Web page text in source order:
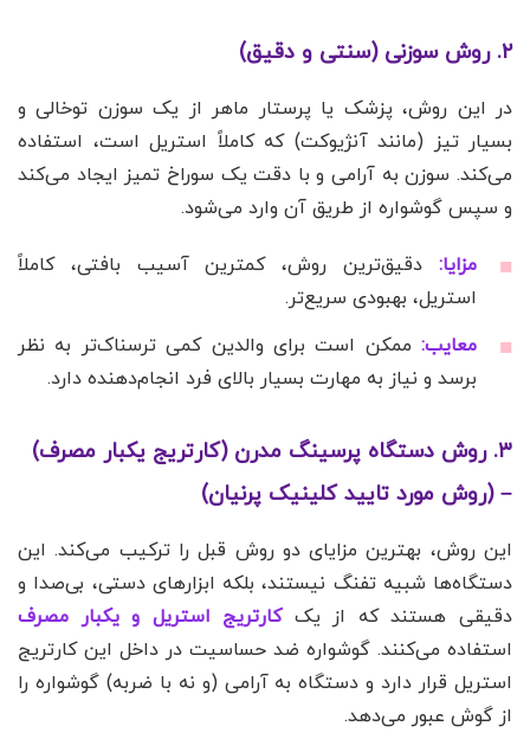
۲. روش سوزنی (سنتی و دقیق)
در این روش، پزشک یا پرستار ماهر از یک سوزن توخالی و
بسیار تیز (مانند آنژیوکت) که کاملاً استریل است، استفاده
می‌کند. سوزن به آرامی و با دقت یک سوراخ تمیز ایجاد می‌کند
و سپس گوشواره از طریق آن وارد می‌شود.
مزایا: دقیق‌ترین روش، کمترین آسیب بافتی، کاملاً
استریل، بهبودی سریع‌تر.
معایب: ممکن است برای والدین کمی ترسناک‌تر به نظر
برسد و نیاز به مهارت بسیار بالای فرد انجام‌دهنده دارد.
۳. روش دستگاه پرسینگ مدرن (کارتریج یکبار مصرف)
– (روش مورد تایید کلینیک پرنیان)
این روش، بهترین مزایای دو روش قبل را ترکیب می‌کند. این
دستگاه‌ها شبیه تفنگ نیستند، بلکه ابزارهای دستی، بی‌صدا و
دقیقی هستند که از یککارتریج استریل و یکبار مصرف
استفاده می‌کنند. گوشواره ضد حساسیت در داخل این کارتریج
استریل قرار دارد و دستگاه به آرامی (و نه با ضربه) گوشواره را
از گوش عبور می‌دهد.